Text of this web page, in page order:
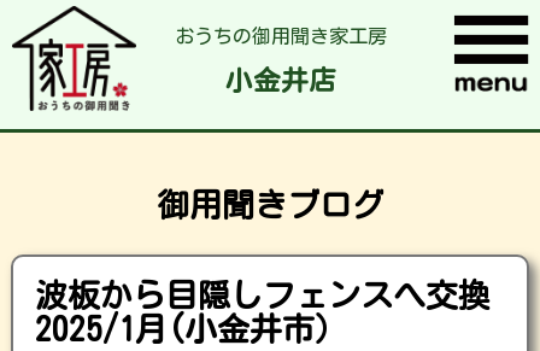
おうちの御用聞き家工房
小金井店
御用聞きブログ
波板から目隠しフェンスへ交換
2025/1月(小金井市）